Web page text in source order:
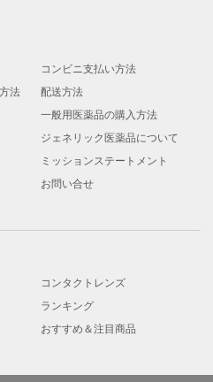
コンビニ支払い方法
法
配送方法
一般用医薬品の購入方法
ジェネリック医薬品について
ミッションステートメント
お問い合せ
コンタクトレンズ
ランキング
おすすめ＆注目商品